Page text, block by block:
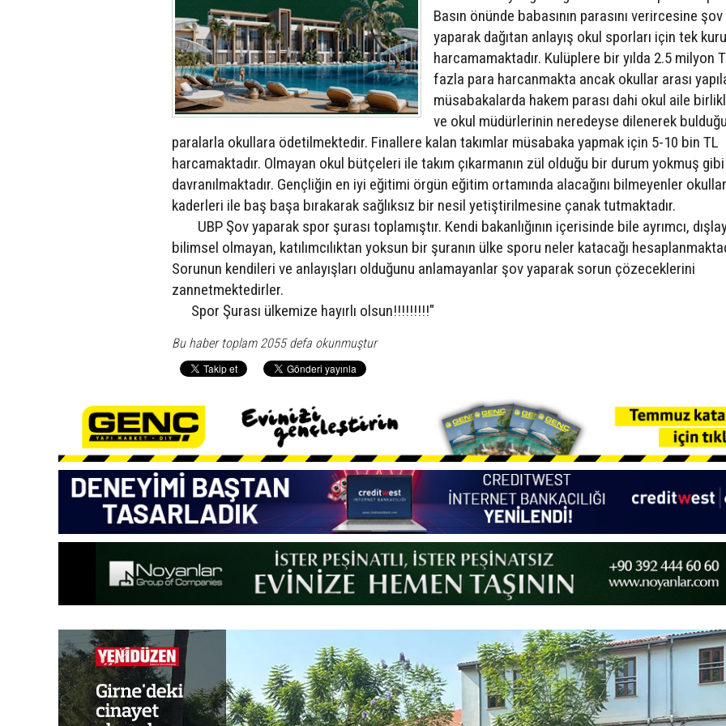
Basın önünde babasının parasını verircesine şov
yaparak dağıtan anlayış okul sporları için tek
harcamamaktadır. Kulüplere bir yılda 2.5 milyon
fazla para harcanmakta ancak okullar arası
müsabakalarda hakem parası dahi okul aile
ve okul müdürlerinin neredeyse dilenerek bulduğu
paralarla okullara ödetilmektedir. Finallere kalan takımlar müsabaka yapmak için 5-10 bin TL
harcamaktadır. Olmayan okul bütçeleri ile takım çıkarmanın zül olduğu bir durum yokmuş gibi
davranılmaktadır. Gençliğin en iyi eğitimi örgün eğitim ortamında alacağını bilmeyenler
kaderleri ile baş başa bırakarak sağlıksız bir nesil yetiştirilmesine çanak tutmaktadır.
UBP Şov yaparak spor şurası toplamıştır. Kendi bakanlığının içerisinde bile ayrımcı,
bilimsel olmayan, katılımcılıktan yoksun bir şuranın ülke sporu neler katacağı
Sorunun kendileri ve anlayışları olduğunu anlamayanlar şov yaparak sorun çözeceklerini
zannetmektedirler.
Spor Şurası ülkemize hayırlı olsun!!!!!!!!!"
Bu haber toplam 2055 defa okunmuştur